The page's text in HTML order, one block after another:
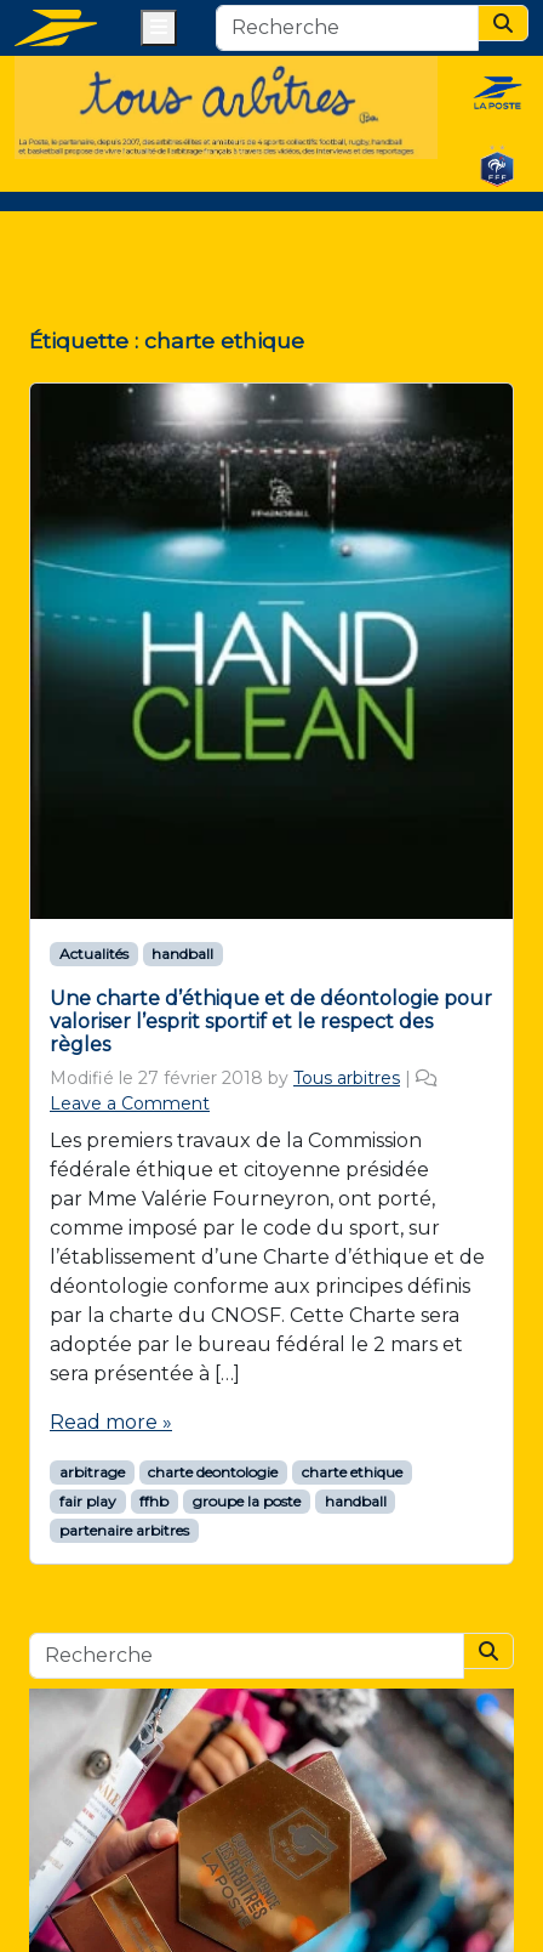
Étiquette : charte ethique
Actualités handball
Une charte d’éthique et de déontologie pour
valoriser l’esprit sportif et le respect des
règles
Modifié le 27 février 2018 by Tous arbitres |
Leave a Comment
Les premiers travaux de la Commission
fédérale éthique et citoyenne présidée
par Mme Valérie Fourneyron, ont porté,
comme imposé par le code du sport, sur
l’établissement d’une Charte d’éthique et de
déontologie conforme aux principes définis
par la charte du CNOSF. Cette Charte sera
adoptée par le bureau fédéral le 2 mars et
sera présentée à […]
Read more »
arbitrage charte deontologie
charte ethique
fair play
ffhb groupe la poste
handball
partenaire arbitres